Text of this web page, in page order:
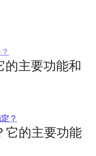
的主要功能和
？
它的主要功能